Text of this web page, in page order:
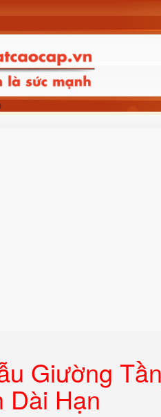
Giường
Dài Hạn